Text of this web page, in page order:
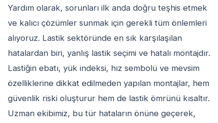
Yardım olarak, sorunları ilk anda doğru teşhis etmek
ve kalıcı çözümler sunmak için gerekli tüm önlemleri
alıyoruz. Lastik sektöründe en sık karşılaşılan
hatalardan biri, yanlış lastik seçimi ve hatalı montajdır.
Lastiğin ebatı, yük indeksi, hız sembolü ve mevsim
özelliklerine dikkat edilmeden yapılan montajlar, hem
güvenlik riski oluşturur hem de lastik ömrünü kısaltır.
Uzman ekibimiz, bu tür hataların önüne geçerek,